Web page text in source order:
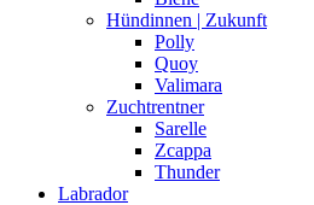
Hündinnen | Zukunft
Polly
Quoy
Valimara
Zuchtrentner
Sarelle
Zcappa
Thunder
Labrador